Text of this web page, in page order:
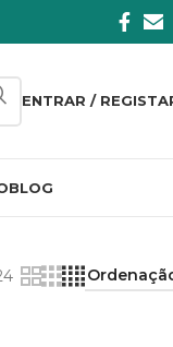
ENTRAR /
BLOG